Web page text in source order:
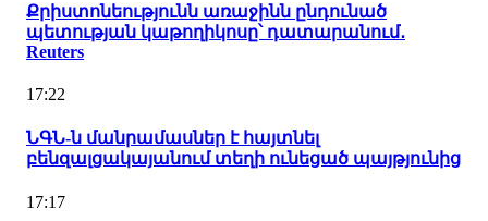
Քրիստոնեությունն առաջինն ընդունած
պետության կաթողիկոսը՝ դատարանում․
Reuters
17:22
ՆԳՆ-ն մանրամասներ է հայտնել
բենզալցակայանում տեղի ունեցած պայթյունից
17:17